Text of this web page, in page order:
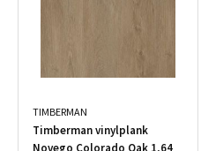
TIMBERMAN
Timberman vinylplank
Novego Colorado Oak 1,64